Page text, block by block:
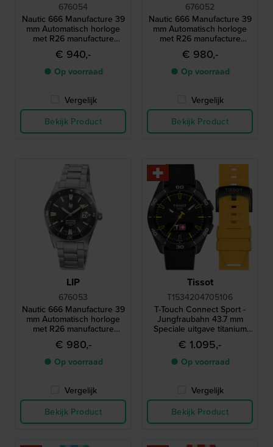
676054
Nautic 666 Manufacture 39
mm Automatisch horloge
met R26 manufacture
uurwerk
€ 940,-
● Op voorraad
Vergelijk
Bekijk Product
676052
Nautic 666 Manufacture 39
mm Automatisch horloge
met R26 manufacture
uurwerk
€ 980,-
● Op voorraad
Vergelijk
Bekijk Product
LIP
676053
Nautic 666 Manufacture 39
mm Automatisch horloge
met R26 manufacture
uurwerk
€ 980,-
● Op voorraad
Vergelijk
Bekijk Product
Tissot
T1534204705106
T-Touch Connect Sport -
Jungfraubahn 43.7 mm
Speciale uitgave titanium
solar Bluetooth horloge met
AMOLED touchscreen
€ 1.095,-
● Op voorraad
Vergelijk
Bekijk Product